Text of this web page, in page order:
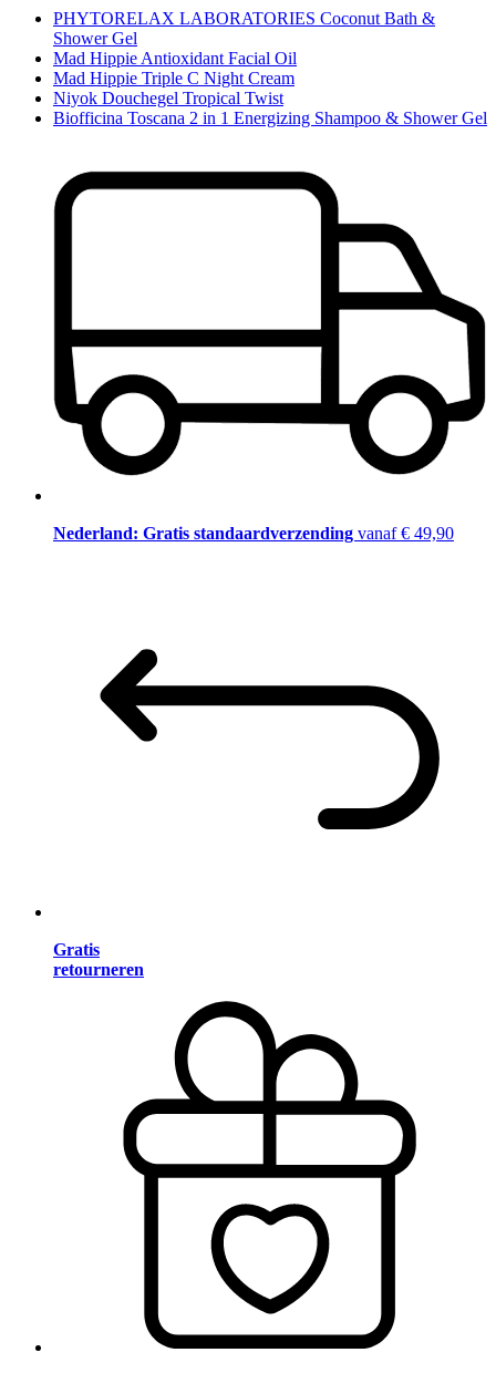
PHYTORELAX LABORATORIES Coconut Bath &
Shower Gel
Mad Hippie Antioxidant Facial Oil
Mad Hippie Triple C Night Cream
Niyok Douchegel Tropical Twist
Biofficina Toscana 2 in 1 Energizing Shampoo & Shower Gel
Nederland: Gratis standaardverzending vanaf € 49,90
Gratis
retourneren